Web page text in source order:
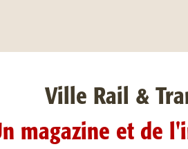
Ville Rail &
magazine et de